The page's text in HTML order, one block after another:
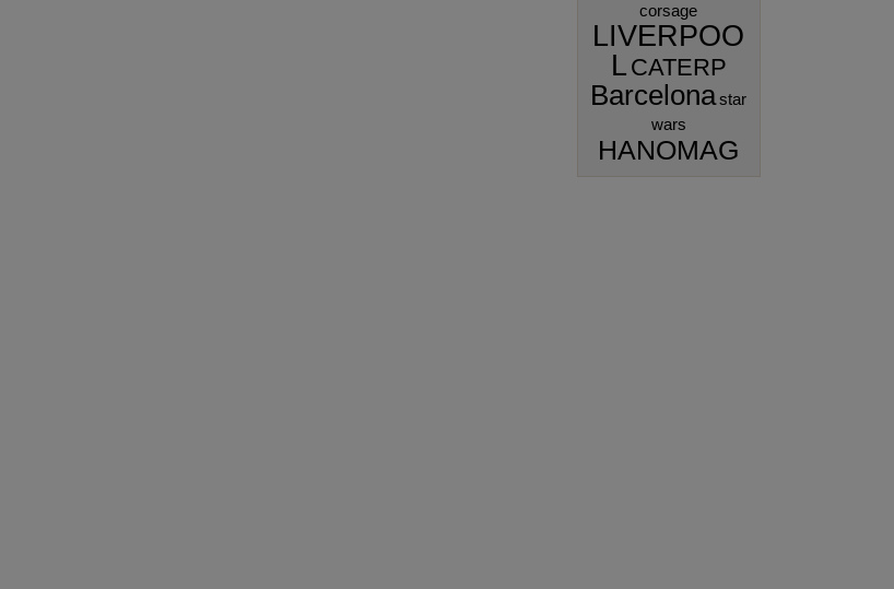
corsage
LIVERPOO
L CATERP
Barcelonastar
wars
HANOMAG